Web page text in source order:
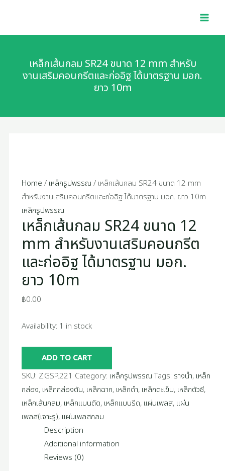
content
เหล็กเส้นกลม SR24 ขนาด 12 mm สำหรับ
งานเสริมคอนกรีตและก่ออิฐ ได้มาตรฐาน มอก.
ยาว 10m
Home / เหล็กรูปพรรณ / เหล็กเส้นกลม SR24 ขนาด 12 mm
สำหรับงานเสริมคอนกรีตและก่ออิฐ ได้มาตรฐาน มอก. ยาว 10m
เหล็กรูปพรรณ
เหล็กเส้นกลม SR24 ขนาด 12
mm สำหรับงานเสริมคอนกรีต
และก่ออิฐ ได้มาตรฐาน มอก.
ยาว 10m
฿0.00
Availability: 1 in stock
กลม
ขนาด
12
งาน
อิฐ
ได้
มาตรฐาน
มอก.
10m
quantity
ADD TO CART
SKU: Z.GSP.221 Category: เหล็กรูปพรรณ Tags: รางน้ำ, เหล็ก
กล่อง, เหล็กกล่องตัน, เหล็กฉาก, เหล็กดำ, เหล็กตะเข็บ, เหล็กตัวซี,
เหล็กเส้นกลม, เหล็กแบนตัด, เหล็กแบนรีด, แผ่นเพลส, แผ่น
เพลส(เจาะรู), แผ่นเพลสกลม
Description
Additional information
Reviews (0)
สำหรับ
มาตรฐาน
มอก.
10m
quantity